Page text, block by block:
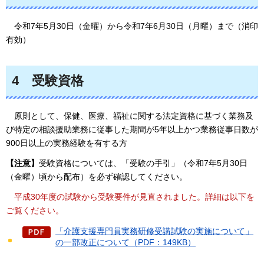
令和7年5月30日
（金曜）から令和7年6月30日（月曜）まで（消印
有効）
4 受験資格
原則として、 保健、医療、福祉に関する法定資格に基づく業務及
び特定の相談援助業務に従事した期間が5年以上かつ業務従事日数が
900日以上の実務経験を有する方
【注意】 受験資格については、「受験の手引」（令和7年5月30日
（金曜）頃から配布）を必ず確認してください。
平成30年度の試験から受験要件が見直されました。詳細は以下を
ご覧ください。
「介護支援専門員実務研修受講試験の実施について」
の一部改正について（PDF：149KB）